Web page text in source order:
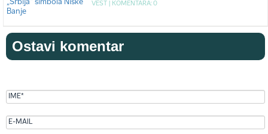
VEST | KOMENTARA: 0
Ostavi komentar